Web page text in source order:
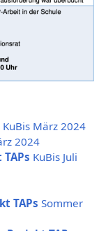
KuBis März 2024
2024
KuBis Juli
TAPs Sommer